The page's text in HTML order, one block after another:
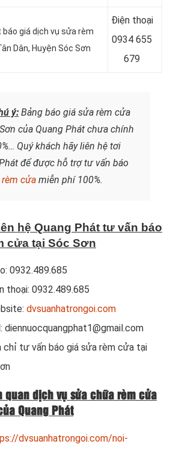
báo giá dịch vụ sửa rèm
Dân, Huyện Sóc Sơn
Điện thoại
0934 655
679
ý: Bảng báo giá sửa rèm cửa
của Quang Phát chưa chính
Quý khách hãy liên hệ tơi
để được hỗ trợ tư vấn báo
cửa miễn phí 100%.
hệ Quang Phát tư vấn báo
cửa tại Sóc Sơn
0932.489.685
thoại: 0932.489.685
dvsuanhatrongoi.com
diennuocquangphat1@gmail.com
chỉ tư vấn báo giá sửa rèm cửa tại
quan dịch vụ sửa chữa rèm cửa
Quang Phát
dvsuanhatrongoi.com/noi-